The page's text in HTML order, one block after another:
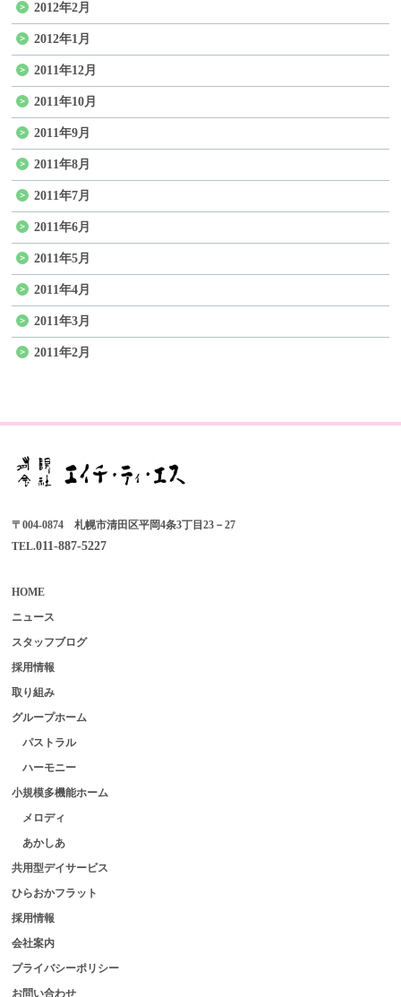
2012年2月
2012年1月
2011年12月
2011年10月
2011年9月
2011年8月
2011年7月
2011年6月
2011年5月
2011年4月
2011年3月
2011年2月
〒004-0874 札幌市清田区平岡4条3丁目23－27
TEL.011-887-5227
HOME
ニュース
スタッフブログ
採用情報
取り組み
グループホーム
パストラル
ハーモニー
小規模多機能ホーム
メロディ
あかしあ
共用型デイサービス
ひらおかフラット
採用情報
会社案内
プライバシーポリシー
お問い合わせ